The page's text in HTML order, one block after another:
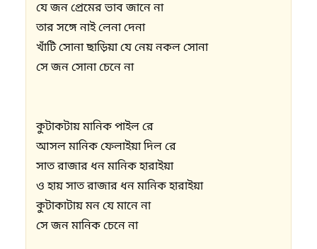
যে জন প্রেমের ভাব জানে না
তার সঙ্গে নাই লেনা দেনা
খাঁটি সোনা ছাড়িয়া যে নেয় নকল সোনা
সে জন সোনা চেনে না
কুটাকটায় মানিক পাইল রে
আসল মানিক ফেলাইয়া দিল রে
সাত রাজার ধন মানিক হারাইয়া
ও হায় সাত রাজার ধন মানিক হারাইয়া
কুটাকাটায় মন যে মানে না
সে জন মানিক চেনে না